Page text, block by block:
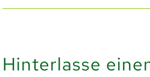
Hinterlasse